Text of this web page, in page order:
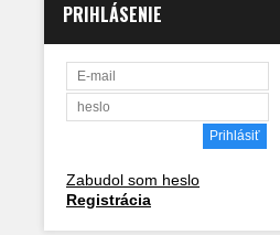
PRIHLÁSENIE
Zabudol som heslo
Registrácia